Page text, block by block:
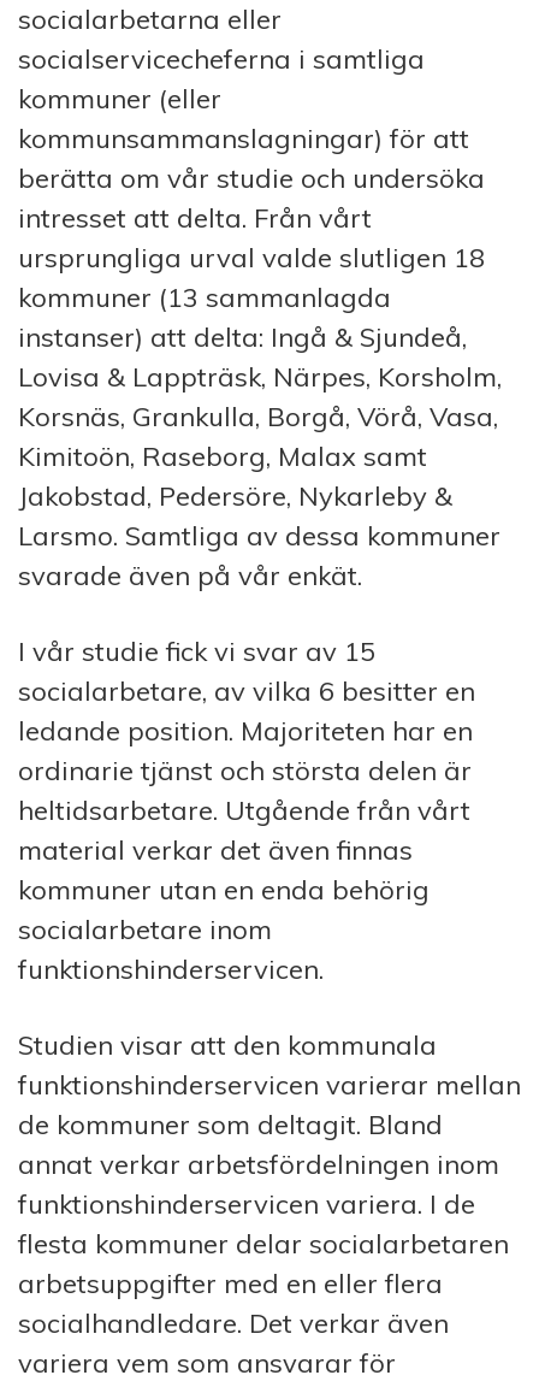
socialarbetarna eller
socialservicecheferna i samtliga
kommuner (eller
kommunsammanslagningar) för att
berätta om vår studie och undersöka
intresset att delta. Från vårt
ursprungliga urval valde slutligen 18
kommuner (13 sammanlagda
instanser) att delta: Ingå & Sjundeå,
Lovisa & Lappträsk, Närpes, Korsholm,
Korsnäs, Grankulla, Borgå, Vörå, Vasa,
Kimitoön, Raseborg, Malax samt
Jakobstad, Pedersöre, Nykarleby &
Larsmo. Samtliga av dessa kommuner
svarade även på vår enkät.
I vår studie fick vi svar av 15
socialarbetare, av vilka 6 besitter en
ledande position. Majoriteten har en
ordinarie tjänst och största delen är
heltidsarbetare. Utgående från vårt
material verkar det även finnas
kommuner utan en enda behörig
socialarbetare inom
funktionshinderservicen.
Studien visar att den kommunala
funktionshinderservicen varierar mellan
de kommuner som deltagit. Bland
annat verkar arbetsfördelningen inom
funktionshinderservicen variera. I de
flesta kommuner delar socialarbetaren
arbetsuppgifter med en eller flera
socialhandledare. Det verkar även
variera vem som ansvarar för